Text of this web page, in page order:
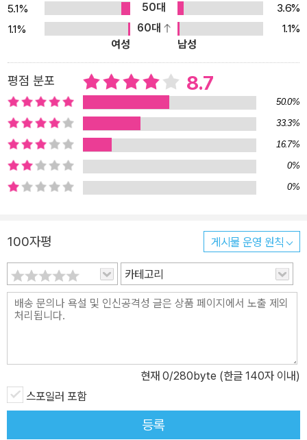
5.1%
50대
3.6%
1.1%
60대
1.1%
여성
남성
평점 분포 8.7
50.0%
33.3%
16.7%
0%
0%
100자평 게시물 운영 원칙
카테고리
현재 0/280byte (한글 140자 이내)
스포일러 포함
등록